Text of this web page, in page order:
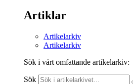
Artiklar
Artikelarkiv
Artikelarkiv
Sök i vårt omfattande artikelarkiv:
Sök